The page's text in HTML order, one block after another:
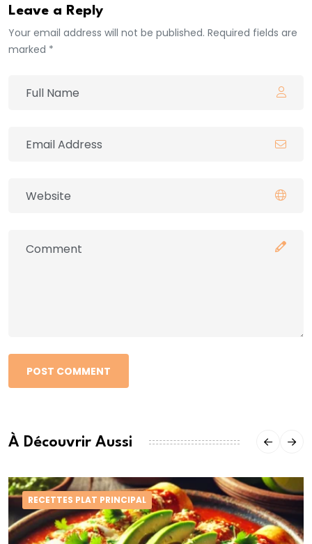
Leave a Reply
Your email address will not be published. Required fields are
marked *
POST COMMENT
À Découvrir Aussi
RECETTES PLAT PRINCIPAL